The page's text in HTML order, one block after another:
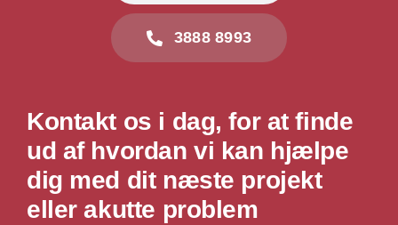
3888 8993
Kontakt os i dag, for at finde
ud af hvordan vi kan hjælpe
dig med dit næste projekt
eller akutte problem